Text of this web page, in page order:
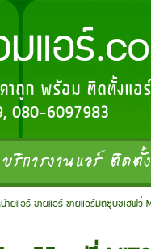
อร์
ถูก พร้อม ติดตั้งแอ
080-6097983
ริการงานแอร์ ติดตั้
ายแอร์ ขายแอร์ ขายแอร์มิตซูบิชิเฮฟวี่